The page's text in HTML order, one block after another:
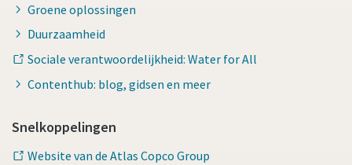
Groene oplossingen
Duurzaamheid
Sociale verantwoordelijkheid: Water for All
Contenthub: blog, gidsen en meer
Snelkoppelingen
Website van de Atlas Copco Group